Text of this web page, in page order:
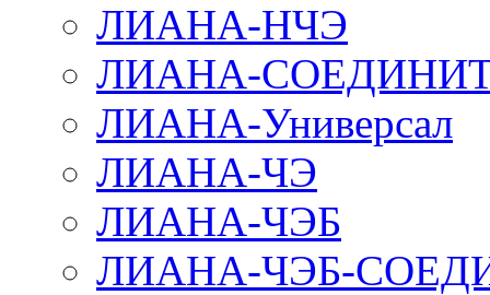
ЛИАНА-НЧЭ
ЛИАНА-
ЛИАНА-Универсал
ЛИАНА-ЧЭ
ЛИАНА-ЧЭБ
ЛИАНА-ЧЭБ-